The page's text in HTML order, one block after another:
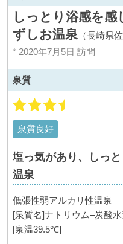
しっとり浴感を感
ずしお温泉 （長崎県
* 2020年7月5日 訪問
泉質
泉質良好
塩っ気があり、しっ
温泉
低張性弱アルカリ性温泉
[泉質名]ナトリウム–炭酸
[泉温39.5℃]